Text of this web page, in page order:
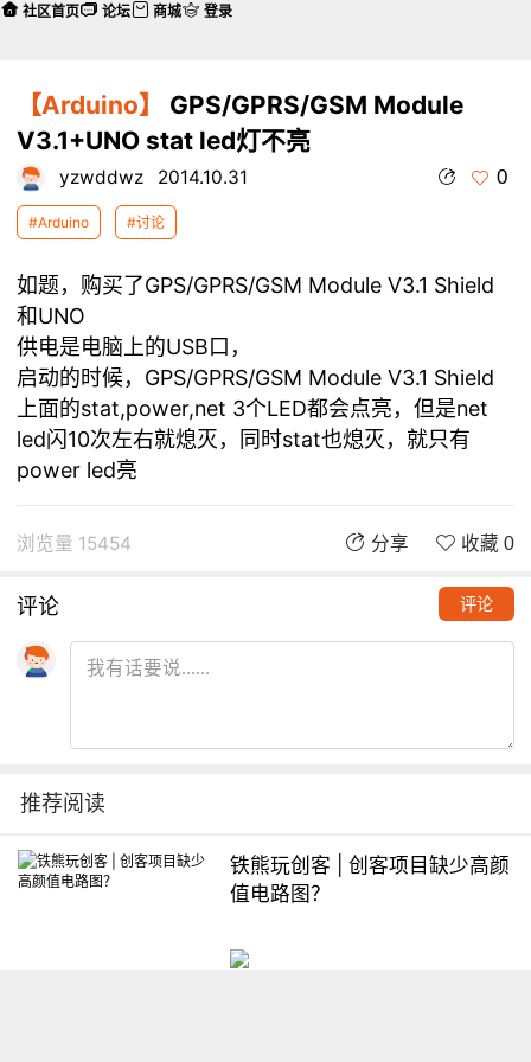
【Arduino】
GPS/GPRS/GSM Module
V3.1+UNO stat led灯不亮
yzwddwz 2014.10.31 0
#Arduino #讨论
如题，购买了GPS/GPRS/GSM Module V3.1 Shield
和UNO
供电是电脑上的USB口，
启动的时候，GPS/GPRS/GSM Module V3.1 Shield
上面的stat,power,net 3个LED都会点亮，但是net
led闪10次左右就熄灭，同时stat也熄灭，就只有
power led亮
浏览量 15454 分享 收藏 0
评论 评论
推荐阅读
铁熊玩创客 | 创客项目缺少高颜
值电路图？
社区首页 论坛 商城 登录